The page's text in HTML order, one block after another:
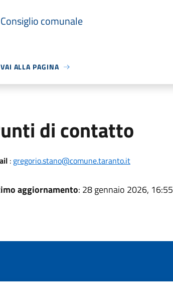
Consiglio comunale
VAI ALLA PAGINA
di contatto
: gregorio.stano@comune.taranto.it
aggiornamento: 28 gennaio 2026, 16:55